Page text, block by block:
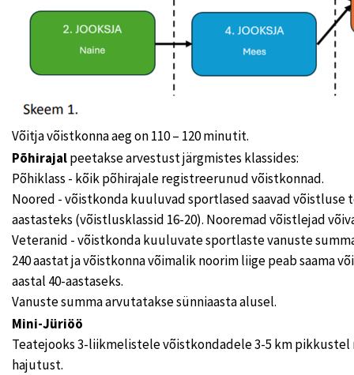
Võitja võistkonna aeg on 110 – 120 minutit.
Põhirajalpeetakse arvestust järgmistes klassides:
Põhiklass - kõik põhirajale registreerunud võistkonnad.
Noored - võistkonda kuuluvad sportlased saavad võistluse
aastasteks (võistlusklassid 16-20). Nooremad võistlejad
Veteranid - võistkonda kuuluvate sportlaste vanuste
240 aastat ja võistkonna võimalik noorim liige peab saama
aastal 40-aastaseks.
Vanuste summa arvutatakse sünniaasta alusel.
Mini-Jüriöö
Teatejooks 3-liikmelistele võistkondadele 3-5 km pikkustel
hajutust.